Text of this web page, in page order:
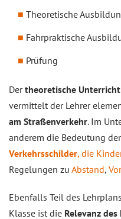
Theoretische
Fahrpraktische
Prüfung
Dertheoretische Unterricht
vermittelt der Lehrer
am Straßenverkehr. Im
anderem die Bedeutung
Verkehrsschilder, die
Regelungen zu Abstand,
Ebenfalls Teil des
Klasse ist die Relevanz